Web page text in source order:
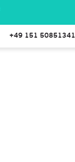
+49 151 50851341